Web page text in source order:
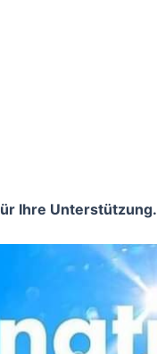
Ihre Unterstützung.